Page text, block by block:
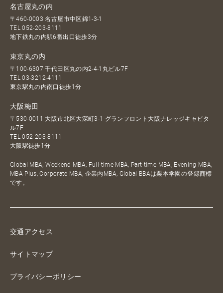
名古屋丸の内
〒460-0003 名古屋市中区錦1-3-1
TEL052-203-8111
地下鉄丸の内駅6番出口徒歩3分
東京丸の内
〒100-6307 千代田区丸の内2-4-1丸ビル7F
TEL03-3212-4111
東京駅丸の内南口徒歩1分
大阪梅田
〒530-0011 大阪市北区大深町3-1 グランフロント大阪ナレッジキャピタ
ル7F
TEL052-203-8111
大阪駅徒歩1分
Global MBA, Weekend MBA, Full-time MBA, Part-time MBA, Evening MBA,
MBA Plus, Corporate MBA, 企業内MBA, Global BBAは栗本学園の登録商標
です。
交通アクセス
サイトマップ
プライバシーポリシー